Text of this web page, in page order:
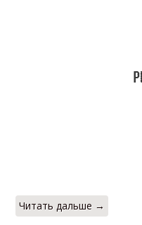
Читать дальше →